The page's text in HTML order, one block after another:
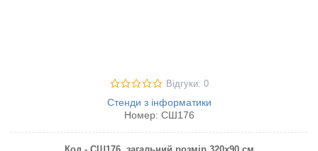
Відгуки: 0
Стенди з інформатики
Номер: СШ176